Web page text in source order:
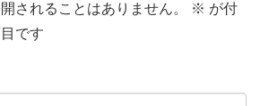
されることはありません。 ※ が付
です